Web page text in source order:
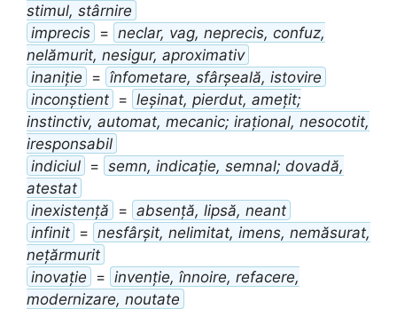
stimul, stârnire
imprecis = neclar, vag, neprecis, confuz,
nelămurit, nesigur, aproximativ
inaniție = înfometare, sfârșeală, istovire
inconștient = leșinat, pierdut, amețit;
instinctiv, automat, mecanic; irațional, nesocotit,
iresponsabil
indiciul = semn, indicație, semnal; dovadă,
atestat
inexistență = absență, lipsă, neant
infinit = nesfârșit, nelimitat, imens, nemăsurat,
nețărmurit
inovație = invenție, înnoire, refacere,
modernizare, noutate